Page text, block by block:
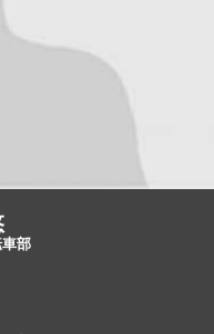
とは
部